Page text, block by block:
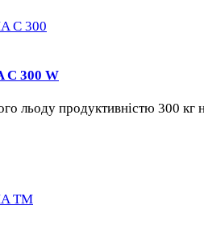
C 300 W
льоду продуктивністю 300 кг